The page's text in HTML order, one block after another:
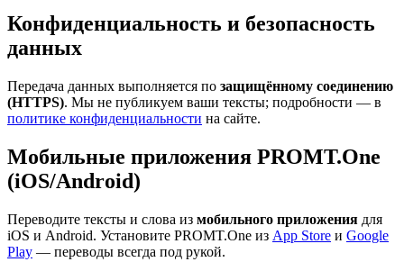
Конфиденциальность и безопасность
данных
Передача данных выполняется по защищённому соединению
(HTTPS). Мы не публикуем ваши тексты; подробности — в
политике конфиденциальности на сайте.
Мобильные приложения PROMT.One
(iOS/Android)
Переводите тексты и слова из мобильного приложения для
iOS и Android. Установите PROMT.One из App Store и Google
Play — переводы всегда под рукой.